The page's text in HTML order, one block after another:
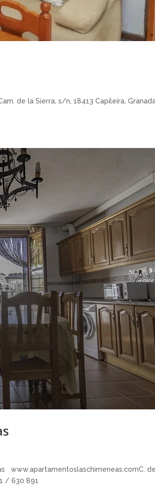
de la Sierra, s/n, 18413 Capileira,
www.apartamentoslaschimeneas.comC.
/ 630 891